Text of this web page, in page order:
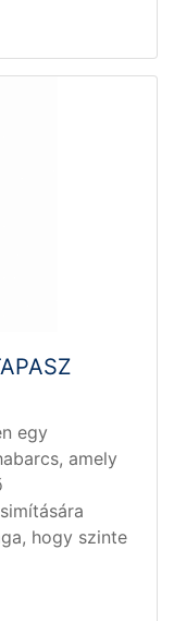
egy
amely
hogy szinte